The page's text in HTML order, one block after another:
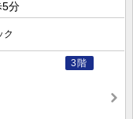
5分
ク
3階